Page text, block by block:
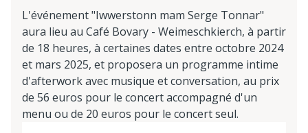
L'événement "Iwwerstonn mam Serge Tonnar"
aura lieu au Café Bovary - Weimeschkierch, à partir
de 18 heures, à certaines dates entre octobre 2024
et mars 2025, et proposera un programme intime
d'afterwork avec musique et conversation, au prix
de 56 euros pour le concert accompagné d'un
menu ou de 20 euros pour le concert seul.